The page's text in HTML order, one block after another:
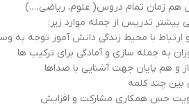
هم زمان تمام دروس( علوم، ریاضی….)
بیشتر تدریس از جمله موارد زیر:
ارتباط با محیط زندگی دانش آموز توجه
به جمله سازی و آمادگی برای ترکیب ها
هم پایان جهت آشنایی با صداها
بین چند کلمه
حس همکاری مشارکت و افزایش